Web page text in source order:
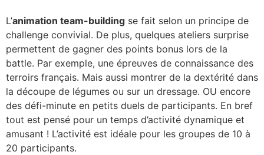
L’animation team-building se fait selon un principe de
challenge convivial. De plus, quelques ateliers surprise
permettent de gagner des points bonus lors de la
battle. Par exemple, une épreuves de connaissance des
terroirs français. Mais aussi montrer de la dextérité dans
la découpe de légumes ou sur un dressage. OU encore
des défi-minute en petits duels de participants. En bref
tout est pensé pour un temps d’activité dynamique et
amusant ! L’activité est idéale pour les groupes de 10 à
20 participants.